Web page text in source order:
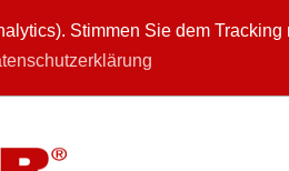
Stimmen Sie dem